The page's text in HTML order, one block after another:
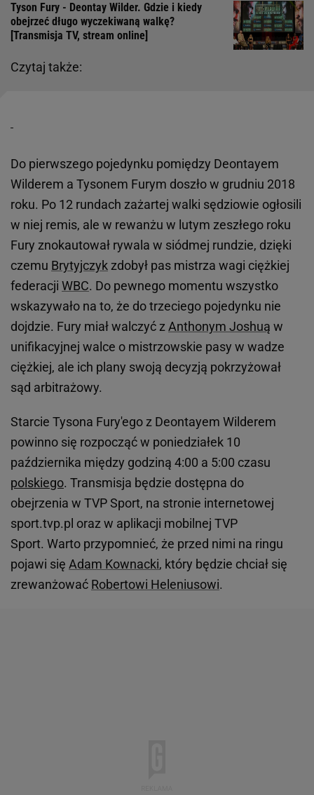
Czytaj także:
Tyson Fury - Deontay Wilder. Gdzie i kiedy
obejrzeć długo wyczekiwaną walkę?
[Transmisja TV, stream online]
Do pierwszego pojedynku pomiędzy Deontayem
Wilderem a Tysonem Furym doszło w grudniu 2018
roku. Po 12 rundach zażartej walki sędziowie ogłosili
w niej remis, ale w rewanżu w lutym zeszłego roku
Fury znokautował rywala w siódmej rundzie, dzięki
czemu Brytyjczyk zdobył pas mistrza wagi ciężkiej
federacji WBC. Do pewnego momentu wszystko
wskazywało na to, że do trzeciego pojedynku nie
dojdzie. Fury miał walczyć z Anthonym Joshuą w
unifikacyjnej walce o mistrzowskie pasy w wadze
ciężkiej, ale ich plany swoją decyzją pokrzyżował
sąd arbitrażowy.
Starcie Tysona Fury'ego z Deontayem Wilderem
powinno się rozpocząć w poniedziałek 10
października między godziną 4:00 a 5:00 czasu
polskiego. Transmisja będzie dostępna do
obejrzenia w TVP Sport, na stronie internetowej
sport.tvp.pl oraz w aplikacji mobilnej TVP
Sport. Warto przypomnieć, że przed nimi na ringu
pojawi się Adam Kownacki, który będzie chciał się
zrewanżować Robertowi Heleniusowi.